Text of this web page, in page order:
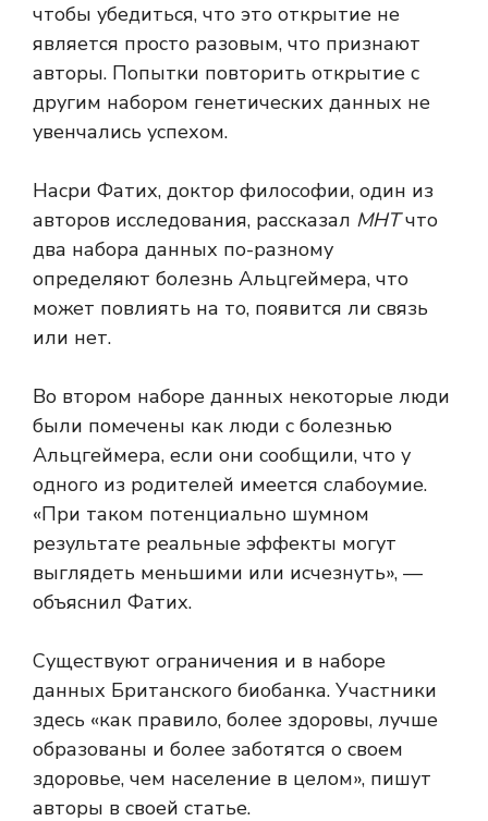
чтобы убедиться, что это открытие не
является просто разовым, что признают
авторы. Попытки повторить открытие с
другим набором генетических данных не
увенчались успехом.
Насри Фатих, доктор философии, один из
авторов исследования, рассказал МНТчто
два набора данных по-разному
определяют болезнь Альцгеймера, что
может повлиять на то, появится ли связь
или нет.
Во втором наборе данных некоторые люди
были помечены как люди с болезнью
Альцгеймера, если они сообщили, что у
одного из родителей имеется слабоумие.
«При таком потенциально шумном
результате реальные эффекты могут
выглядеть меньшими или исчезнуть», —
объяснил Фатих.
Существуют ограничения и в наборе
данных Британского биобанка. Участники
здесь «как правило, более здоровы, лучше
образованы и более заботятся о своем
здоровье, чем население в целом», пишут
авторы в своей статье.